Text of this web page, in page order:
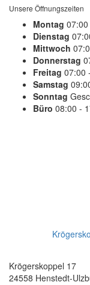
Unsere Öffnungszeiten
Montag
Dienstag
Mittwoch
Donnerstag
Freitag 07:00
Samstag
Sonntag
Büro 08:00 -
Krögerskoppel 17
24558 Henstedt-